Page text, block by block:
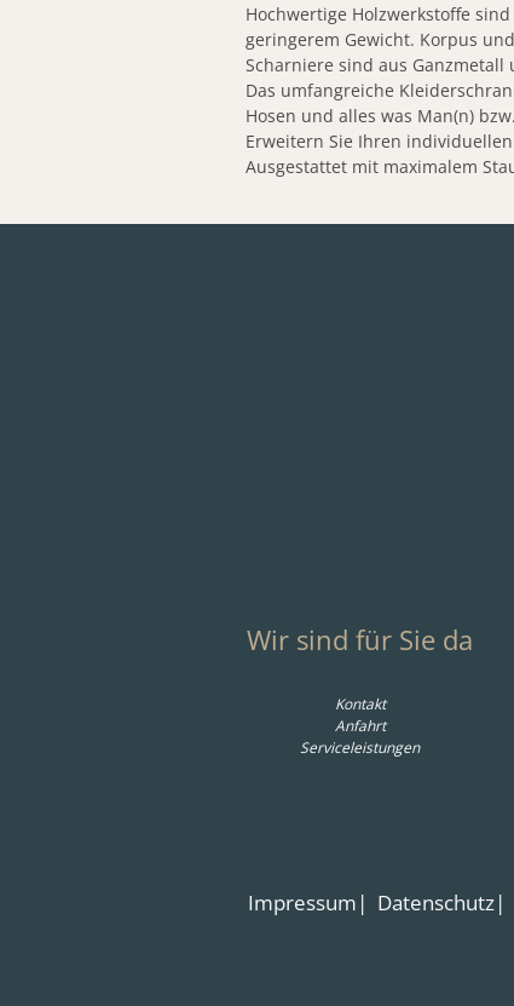
Hochwertige Holzwerkstoffe
geringerem Gewicht. Korpus
Scharniere sind aus
Das umfangreiche
Hosen und alles was Man(n)
Erweitern Sie Ihren
Ausgestattet mit maximalem
Wir sind für Sie da
Kontakt
Anfahrt
Serviceleistungen
Impressum Datenschutz